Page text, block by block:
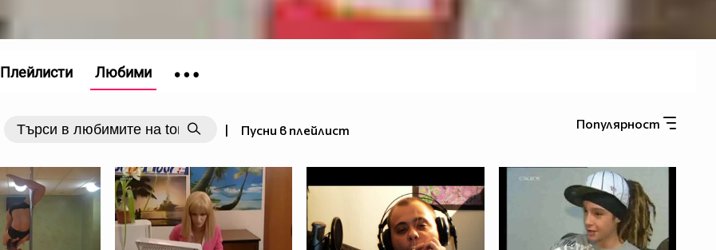
| Пусни в плейлист Популярност
Плейлисти Любими